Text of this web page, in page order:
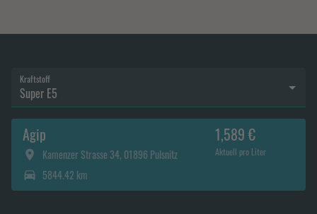
Kraftstoff
Super E5
Agip
Kamenzer Strasse 34, 01896 Pulsnitz
5844.42 km
1,589 €
Aktuell pro Liter